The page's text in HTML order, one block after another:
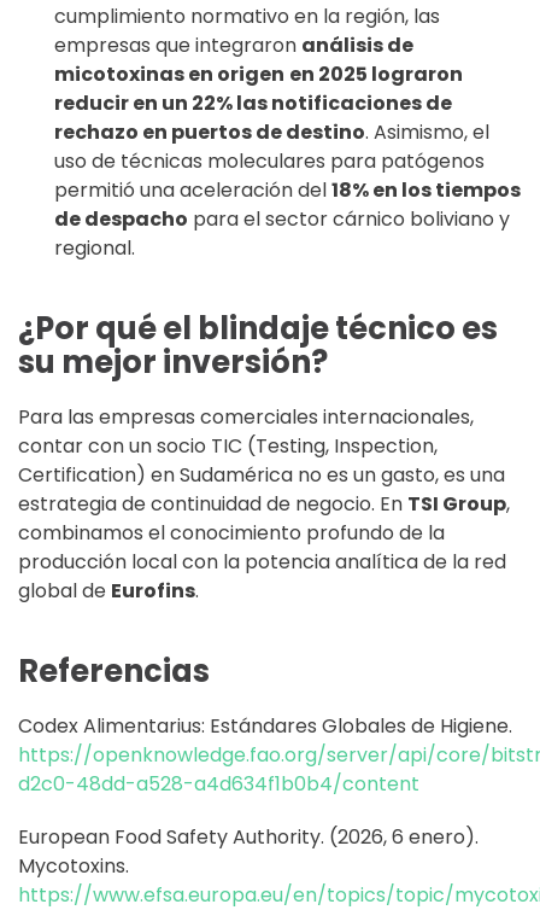
cumplimiento normativo en la región, las
empresas que integraron análisis de
micotoxinas en origen en 2025 lograron
reducir en un 22% las notificaciones de
rechazo en puertos de destino. Asimismo, el
uso de técnicas moleculares para patógenos
permitió una aceleración del18% en los tiempos
de despacho para el sector cárnico boliviano y
regional.
¿Por qué el blindaje técnico es
su mejor inversión?
Para las empresas comerciales internacionales,
contar con un socio TIC (Testing, Inspection,
Certification) en Sudamérica no es un gasto, es una
estrategia de continuidad de negocio. En TSI Group,
combinamos el conocimiento profundo de la
producción local con la potencia analítica de la red
global de Eurofins.
Referencias
Codex Alimentarius: Estándares Globales de Higiene.
https://openknowledge.fao.org/server/api/core/
d2c0-48dd-a528-a4d634f1b0b4/content
European Food Safety Authority. (2026, 6 enero).
Mycotoxins.
https://www.efsa.europa.eu/en/topics/topic/